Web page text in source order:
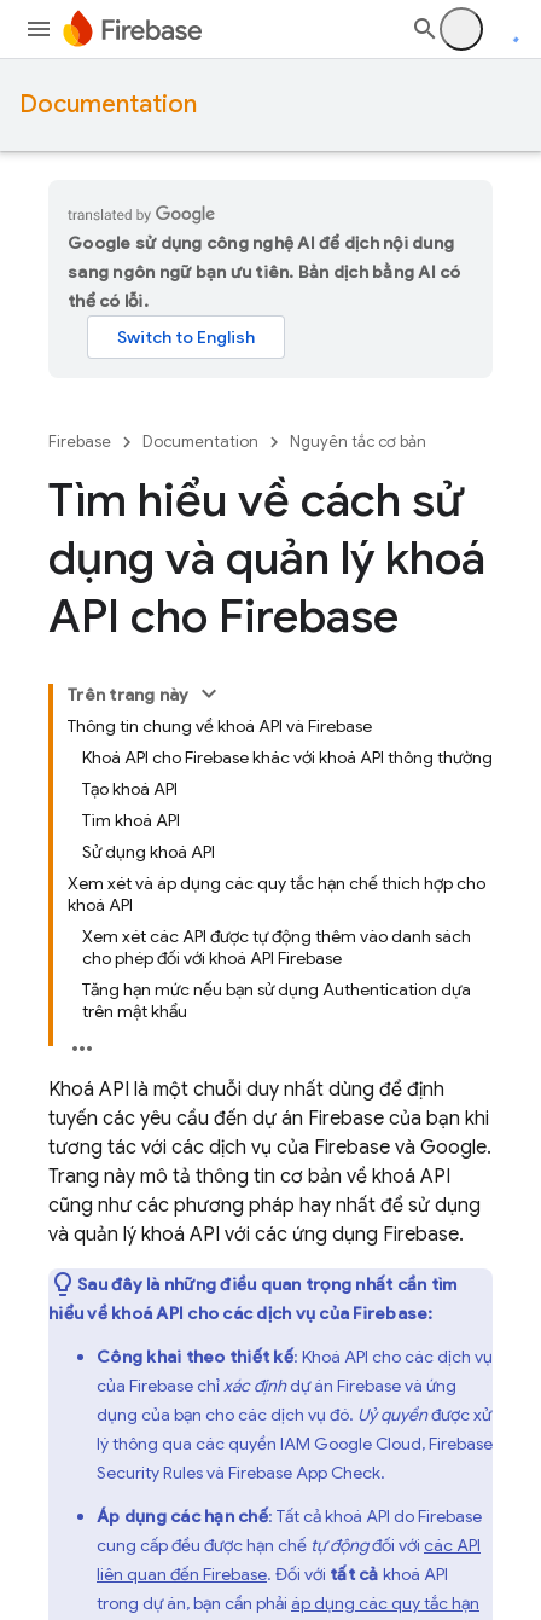
Documentation
Google sử dụng công nghệ AI để dịch nội dung
sang ngôn ngữ bạn ưu tiên. Bản dịch bằng AI có
thể có lỗi.
Firebase Documentation Nguyên tắc cơ bản
Tìm hiểu về cách sử
dụng và quản lý khoá
API cho Firebase
Trên trang này
Thông tin chung về khoá API và Firebase
Khoá API cho Firebase khác với khoá API thông thường
Tạo khoá API
Tìm khoá API
Sử dụng khoá API
Xem xét và áp dụng các quy tắc hạn chế thích hợp cho
khoá API
Xem xét các API được tự động thêm vào danh sách
cho phép đối với khoá API Firebase
Tăng hạn mức nếu bạn sử dụng Authentication dựa
trên mật khẩu
Khoá API là một chuỗi duy nhất dùng để định
tuyến các yêu cầu đến dự án Firebase của bạn khi
tương tác với các dịch vụ của Firebase và Google.
Trang này mô tả thông tin cơ bản về khoá API
cũng như các phương pháp hay nhất để sử dụng
và quản lý khoá API với các ứng dụng Firebase.
Sau đây là những điều quan trọng nhất cần tìm
hiểu về khoá API cho các dịch vụ của Firebase:
Công khai theo thiết kế: Khoá API cho các dịch vụ
của Firebase chỉxác địnhdự án Firebase và ứng
dụng của bạn cho các dịch vụ đó. Uỷ quyềnđược xử
lý thông qua các quyền IAM Google Cloud,Firebase
Security Rulesvà Firebase App Check.
Áp dụng các hạn chế: Tất cả khoá API do Firebase
cung cấp đều được hạn chế tự độngđối với các API
liên quan đến Firebase. Đối với tất cả khoá API
trong dự án, bạn cần phải áp dụng các quy tắc hạn